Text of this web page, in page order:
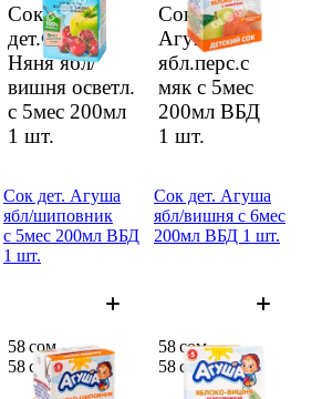
Сок
дет.Фруто
Няня ябл/
вишня осветл.
с 5мес 200мл
1 шт.
Сок дет.
Агуша
ябл.перс.с
мяк с 5мес
200мл ВБД
1 шт.
Сок дет. Агуша
ябл/шипов­ник
с 5мес 200мл ВБД
1 шт.
58 сом
58 сом
Сок дет. Агуша
ябл/вишня с 6мес
200мл ВБД 1 шт.
58 сом
58 сом